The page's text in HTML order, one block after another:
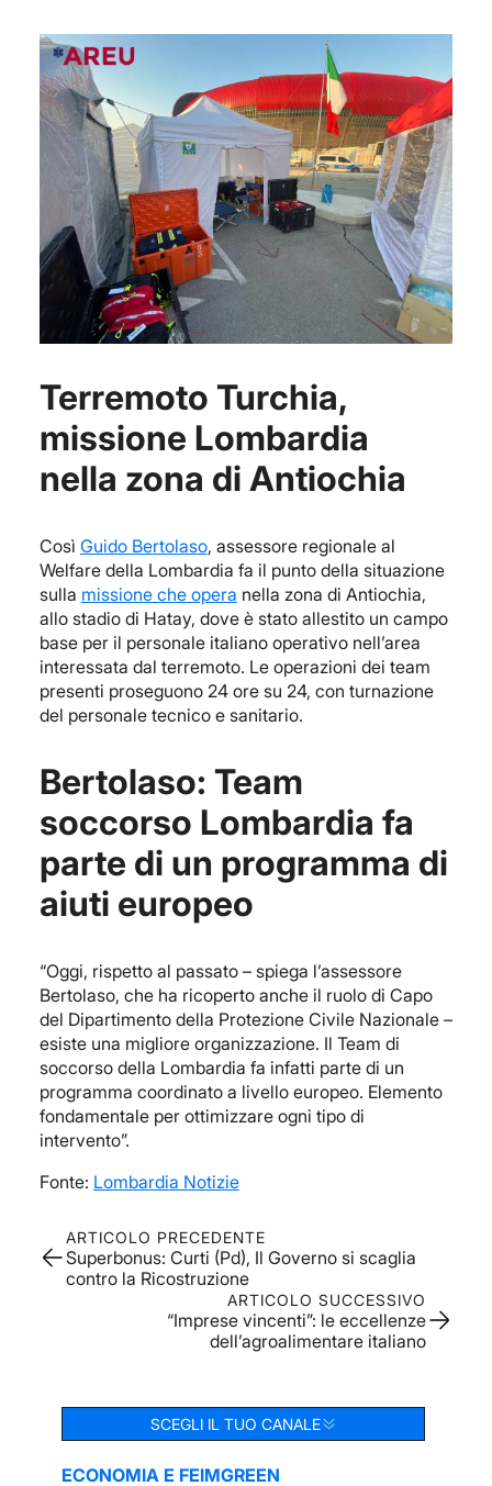
Terremoto Turchia,
missione Lombardia
nella zona di Antiochia
Così Guido Bertolaso, assessore regionale al
Welfare della Lombardia fa il punto della situazione
sulla missione che opera nella zona di Antiochia,
allo stadio di Hatay, dove è stato allestito un campo
base per il personale italiano operativo nell’area
interessata dal terremoto. Le operazioni dei team
presenti proseguono 24 ore su 24, con turnazione
del personale tecnico e sanitario.
Bertolaso: Team
soccorso Lombardia fa
parte di un programma di
aiuti europeo
“Oggi, rispetto al passato – spiega l’assessore
Bertolaso, che ha ricoperto anche il ruolo di Capo
del Dipartimento della Protezione Civile Nazionale –
esiste una migliore organizzazione. Il Team di
soccorso della Lombardia fa infatti parte di un
programma coordinato a livello europeo. Elemento
fondamentale per ottimizzare ogni tipo di
intervento”.
Fonte: Lombardia Notizie
ARTICOLO PRECEDENTE
Superbonus: Curti (Pd), Il Governo si scaglia
contro la Ricostruzione
ARTICOLO SUCCESSIVO
“Imprese vincenti”: le eccellenze
dell’agroalimentare italiano
SCEGLI IL TUO CANALE
ECONOMIA E FEIMGREEN